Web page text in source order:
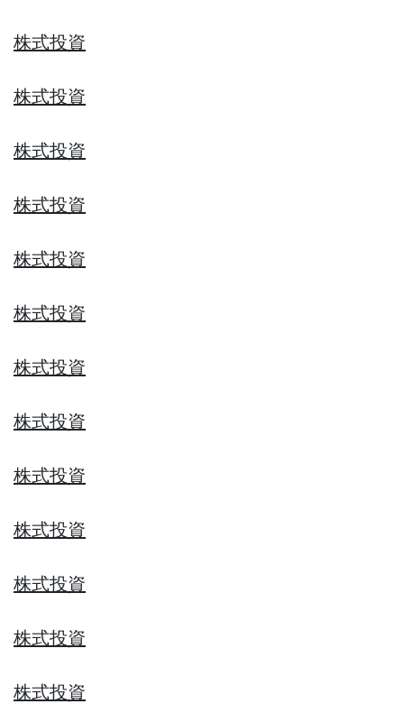
株式投資
株式投資
株式投資
株式投資
株式投資
株式投資
株式投資
株式投資
株式投資
株式投資
株式投資
株式投資
株式投資